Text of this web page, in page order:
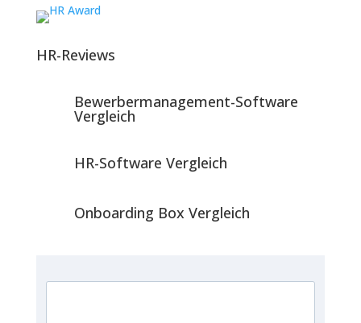
HR-Reviews
Bewerbermanagement-Software
Vergleich
HR-Software Vergleich
Onboarding Box Vergleich